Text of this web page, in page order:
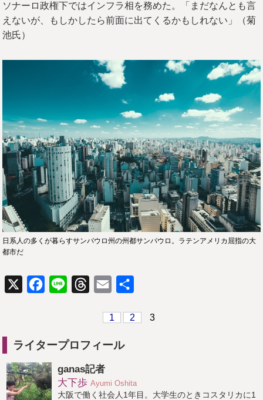
ソナーロ政権下ではインフラ相を務めた。「まだなんとも言
えないが、もしかしたら前面に出てくるかもしれない」（菊
池氏）
日系人の多くが暮らすサンパウロ州の州都サンパウロ。ラテンアメリカ屈指の大
都市だ
X Facebook
Line ThreadsEmail
1
2 3
ライタープロフィール
ganas記者
大下歩 Ayumi Oshita
大阪で働く社会人1年目。大学生のときコスタリカに1